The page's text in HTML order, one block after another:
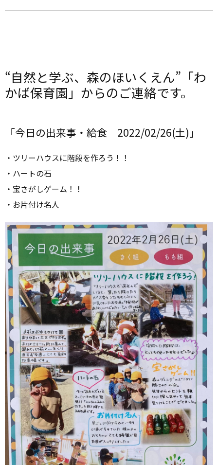
“自然と学ぶ、森のほいくえん”「わ
かば保育園」からのご連絡です。
「今日の出来事・給食 2022/02/26(土)」
・ツリーハウスに階段を作ろう！！
・ハートの石
・宝さがしゲーム！！
・お片付け名人